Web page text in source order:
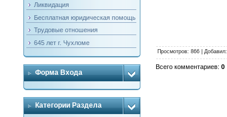
Ликвидация
Бесплатная юридическая помощь
Трудовые отношения
645 лет г. Чухломе
Форма Входа
Категории Раздела
Просмотров: 866 | Добавил:
Всего комментариев: 0